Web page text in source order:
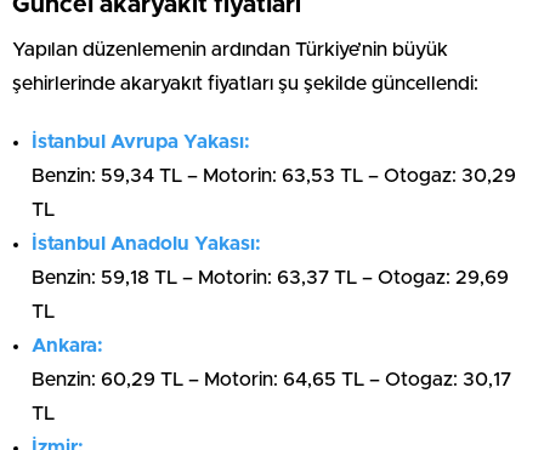
Yapılan düzenlemenin ardından Türkiye’nin büyük
şehirlerinde akaryakıt fiyatları şu şekilde güncellendi:
İstanbul Avrupa Yakası:
Benzin: 59,34 TL – Motorin: 63,53 TL – Otogaz: 30,29
TL
İstanbul Anadolu Yakası:
Benzin: 59,18 TL – Motorin: 63,37 TL – Otogaz: 29,69
TL
Ankara:
Benzin: 60,29 TL – Motorin: 64,65 TL – Otogaz: 30,17
TL